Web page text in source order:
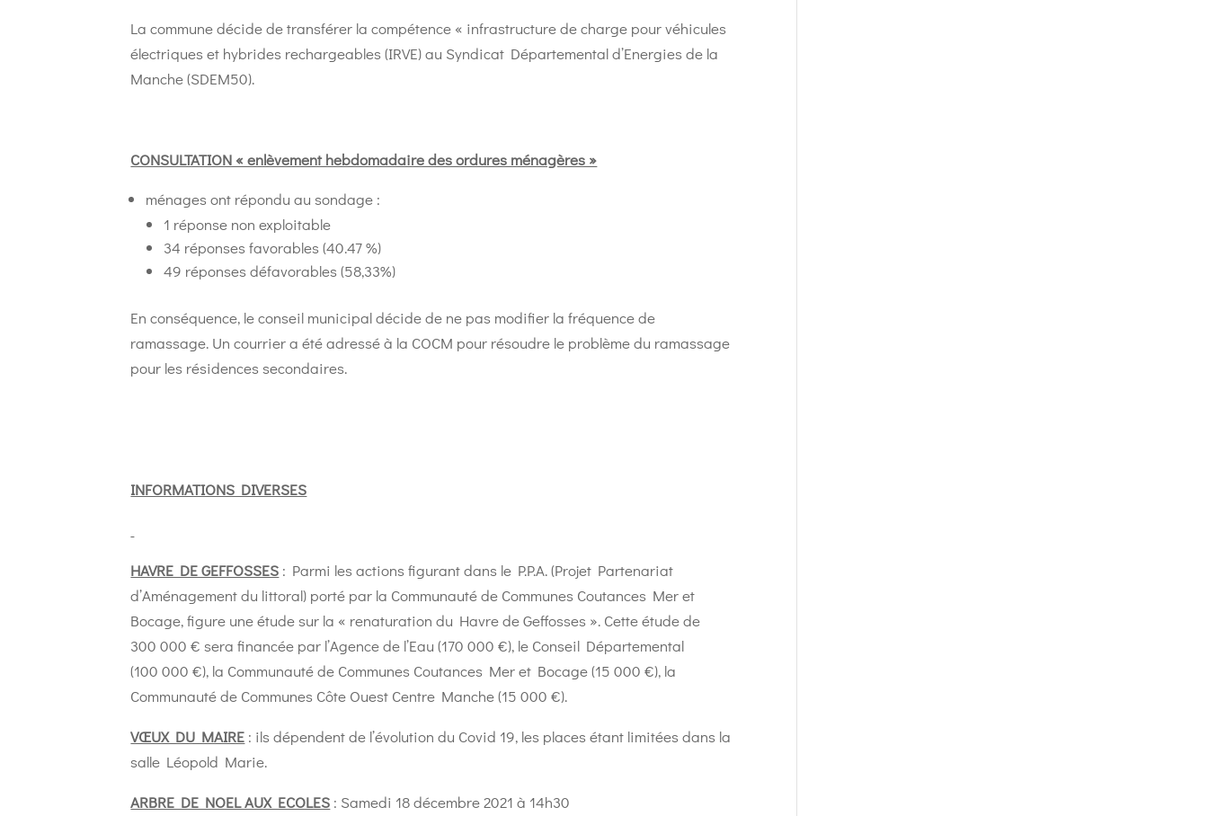
La commune décide de transférer la compétence « infrastructure de charge pour véhicules
électriques et hybrides rechargeables (IRVE) au Syndicat Départemental d’Energies de la
Manche (SDEM50).
CONSULTATION « enlèvement hebdomadaire des ordures ménagères »
ménages ont répondu au sondage :
1 réponse non exploitable
34 réponses favorables (40.47 %)
49 réponses défavorables (58,33%)
En conséquence, le conseil municipal décide de ne pas modifier la fréquence de
ramassage. Un courrier a été adressé à la COCM pour résoudre le problème du ramassage
pour les résidences secondaires.
INFORMATIONS DIVERSES
HAVRE DE GEFFOSSES : Parmi les actions figurant dans le P.P.A. (Projet Partenariat
d’Aménagement du littoral) porté par la Communauté de Communes Coutances Mer et
Bocage, figure une étude sur la « renaturation du Havre de Geffosses ». Cette étude de
300 000 € sera financée par l’Agence de l’Eau (170 000 €), le Conseil Départemental
(100 000 €), la Communauté de Communes Coutances Mer et Bocage (15 000 €), la
Communauté de Communes Côte Ouest Centre Manche (15 000 €).
VŒUX DU MAIRE : ils dépendent de l’évolution du Covid 19, les places étant limitées dans la
salle Léopold Marie.
ARBRE DE NOEL AUX ECOLES : Samedi 18 décembre 2021 à 14h30